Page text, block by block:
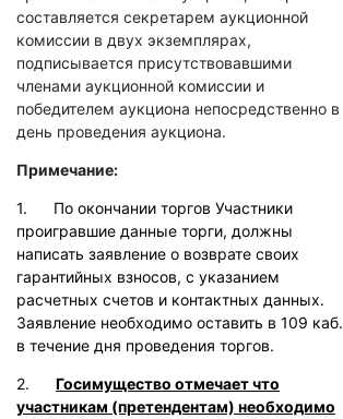
составляется секретарем аукционной
комиссии в двух экземплярах,
подписывается присутствовавшими
членами аукционной комиссии и
победителем аукциона непосредственно в
день проведения аукциона.
Примечание:
1. По окончании торгов Участники
проигравшие данные торги, должны
написать заявление о возврате своих
гарантийных взносов, с указанием
расчетных счетов и контактных данных.
Заявление необходимо оставить в 109 каб.
в течение дня проведения торгов.
2. Госимущество отмечает что
участникам (претендентам) необходимо